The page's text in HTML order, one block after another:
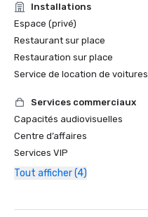
Installations
Espace (privé)
Restaurant sur place
Restauration sur place
Service de location de voitures
Services commerciaux
Capacités audiovisuelles
Centre d’affaires
Services VIP
Tout afficher (4)